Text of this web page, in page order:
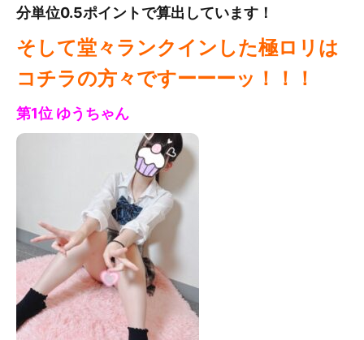
分単位0.5ポイントで算出しています！
そして堂々ランクインした極ロリは
コチラの方々ですーーーッ！！！
第1位 ゆう ちゃん